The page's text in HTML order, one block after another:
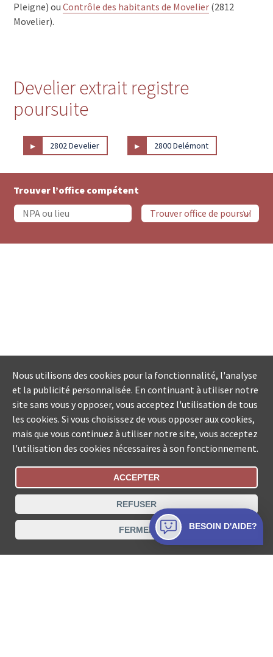
Pleigne) ouContrôle des habitants de Movelier (2812
Movelier).
Develier extrait registre
poursuite
▸ 2802 Develier ▸ 2800 Delémont
Trouver l’office compétent
Statut De La Commande
Recherche des offices de Suisse
Protection des données Mentions légales
Conditions d’utilisation Contact
Nous utilisons des cookies pour la fonctionnalité, l'analyse
et la publicité personnalisée. En continuant à utiliser notre
site sans vous y opposer, vous acceptez l'utilisation de tous
les cookies. Si vous choisissez de vous opposer aux cookies,
mais que vous continuez à utiliser notre site, vous acceptez
l'utilisation des cookies nécessaires à son fonctionnement.
ACCEPTER
REFUSER
FERMER BESOIN D'AIDE?